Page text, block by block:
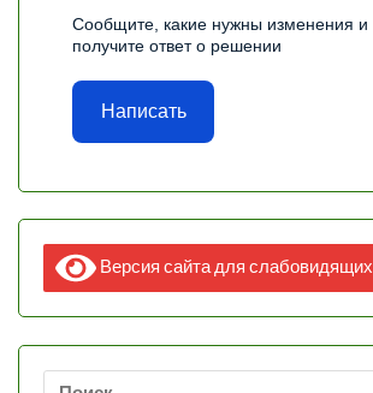
Сообщите, какие нужны изменения и
получите ответ о решении
Написать
Версия сайта для слабовидящих
Найти: